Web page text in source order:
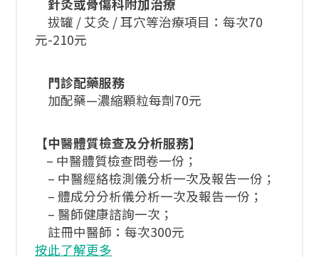
針灸或骨傷科附加治療
拔罐 / 艾灸 / 耳穴等治療項目：每次70
元-210元
門診配藥服務
加配藥—濃縮顆粒每劑70元
【中醫體質檢查及分析服務】
– 中醫體質檢查問卷一份；
– 中醫經絡檢測儀分析一次及報告一份；
– 體成分分析儀分析一次及報告一份；
– 醫師健康諮詢一次；
註冊中醫師：每次300元
按此了解更多